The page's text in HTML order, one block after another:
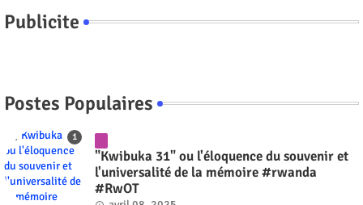
Publicite
Postes Populaires
"Kwibuka 31" ou l'éloquence du souvenir et
l'universalité de la mémoire #rwanda
#RwOT